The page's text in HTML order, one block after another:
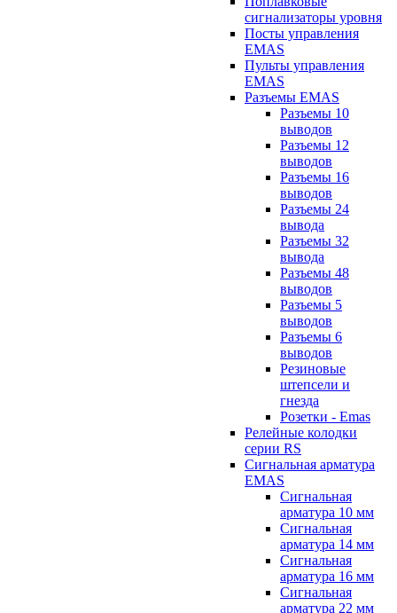
сигнализаторы уровня
Посты управления
EMAS
Пульты управления
EMAS
Разъемы EMAS
Разъемы 10
выводов
Разъемы 12
выводов
Разъемы 16
выводов
Разъемы 24
вывода
Разъемы 32
вывода
Разъемы 48
выводов
Разъемы 5
выводов
Разъемы 6
выводов
Резиновые
штепсели и
гнезда
Розетки - Emas
Релейные колодки
серии RS
Сигнальная арматура
EMAS
Сигнальная
арматура 10 мм
Сигнальная
арматура 14 мм
Сигнальная
арматура 16 мм
Сигнальная
арматура 22 мм